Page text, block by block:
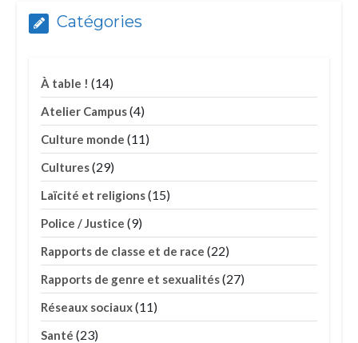
Catégories
À table ! (14)
Atelier Campus(4)
Culture monde (11)
Cultures(29)
Laïcité et religions(15)
Police / Justice (9)
Rapports de classe et de race (22)
Rapports de genre et sexualités(27)
Réseaux sociaux(11)
Santé (23)